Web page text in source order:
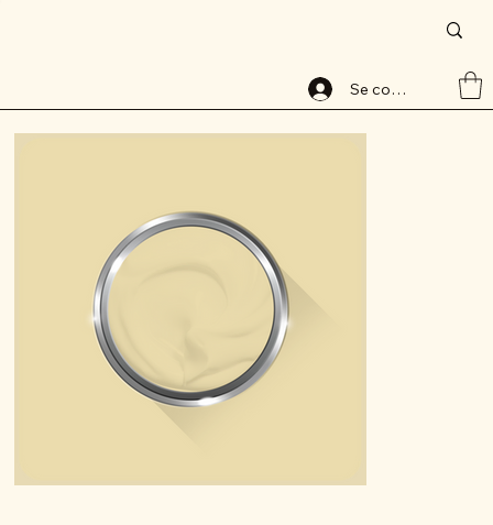
Se connecter
Peinture base aqueuse, 8106-1, lessivable, ALABAVELOURS, ALBAMAT